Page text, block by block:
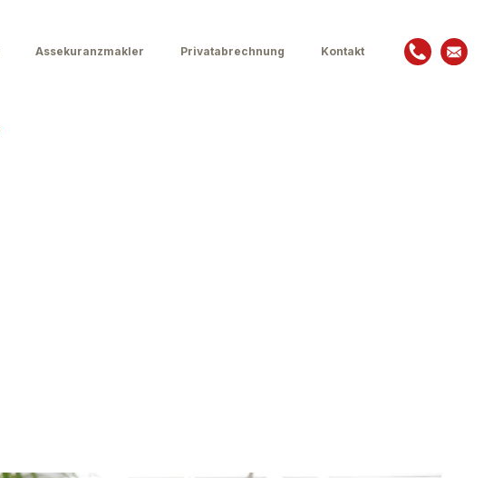
Assekuranzmakler Privatabrechnung Kontakt